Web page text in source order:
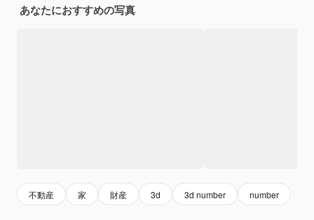
あなたにおすすめの写真
不動産 家 財産 3d 3d number number